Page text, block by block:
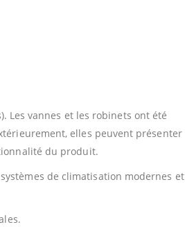
Les vannes et les robinets ont été
elles peuvent présenter
du produit.
de climatisation modernes et